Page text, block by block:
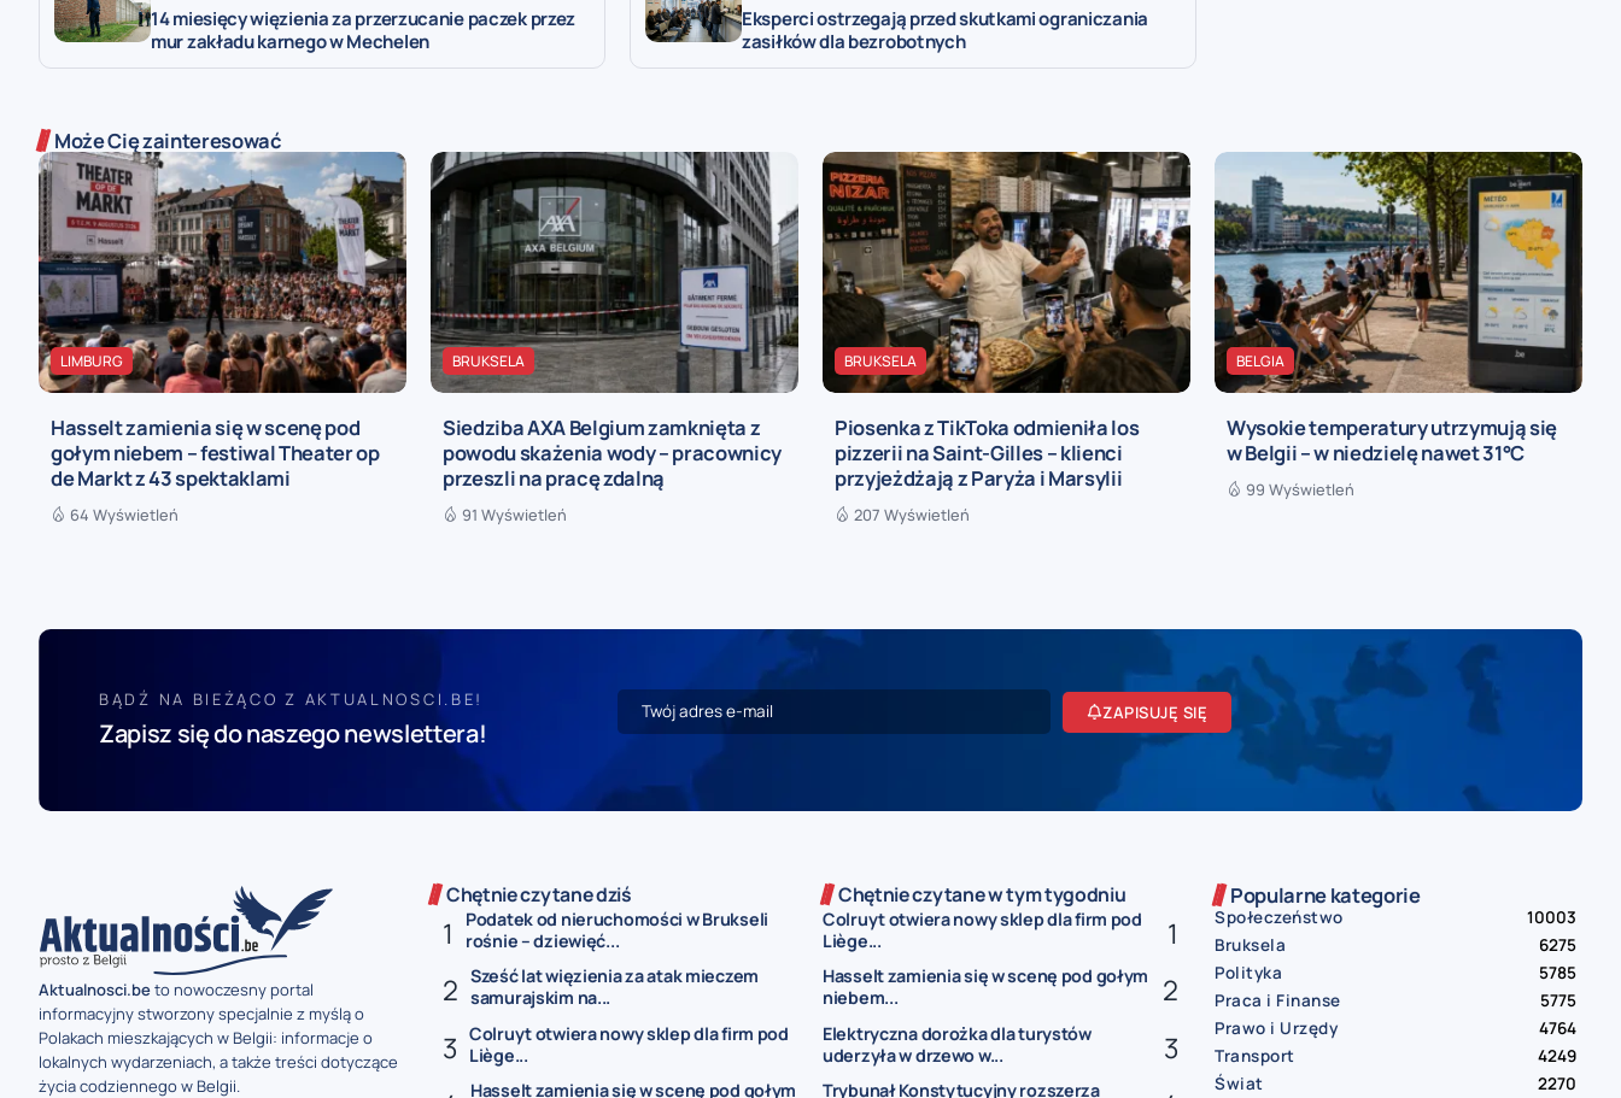
14 miesięcy więzienia za przerzucanie paczek przez
mur zakładu karnego w Mechelen
Eksperci ostrzegają przed skutkami ograniczania
zasiłków dla bezrobotnych
Może Cię zainteresować
LIMBURG
Hasselt zamienia się w scenę pod
gołym niebem – festiwal Theater op
de Markt z 43 spektaklami
64 Wyświetleń
BRUKSELA
Siedziba AXA Belgium zamknięta z
powodu skażenia wody – pracownicy
przeszli na pracę zdalną
91 Wyświetleń
BRUKSELA
Piosenka z TikToka odmieniła los
pizzerii na Saint-Gilles – klienci
przyjeżdżają z Paryża i Marsylii
207 Wyświetleń
BELGIA
Wysokie temperatury utrzymują się
w Belgii – w niedzielę nawet 31°C
99 Wyświetleń
BĄDŹ NA BIEŻĄCO Z AKTUALNOSCI.BE!
Zapisz się do naszego newslettera!
ZAPISUJĘ SIĘ
Aktualnosci.beto nowoczesny portal
informacyjny stworzony specjalnie z myślą o
Polakach mieszkających w Belgii: informacje o
lokalnych wydarzeniach, a także treści dotyczące
życia codziennego w Belgii.
Chętnie czytane dziś
Podatek od nieruchomości w Brukseli
rośnie – dziewięć...
Sześć lat więzienia za atak mieczem
samurajskim na...
Colruyt otwiera nowy sklep dla firm pod
Liège...
Hasselt zamienia się w scenę pod gołym
Chętnie czytane w tym tygodniu
Colruyt otwiera nowy sklep dla firm pod
Liège...
Hasselt zamienia się w scenę pod gołym
niebem...
Elektryczna dorożka dla turystów
uderzyła w drzewo w...
Trybunał Konstytucyjny rozszerza
Popularne kategorie
Społeczeństwo
10003
Bruksela
6275
Polityka
5785
Praca i Finanse
5775
Prawo i Urzędy
4764
Transport
4249
Świat
2270